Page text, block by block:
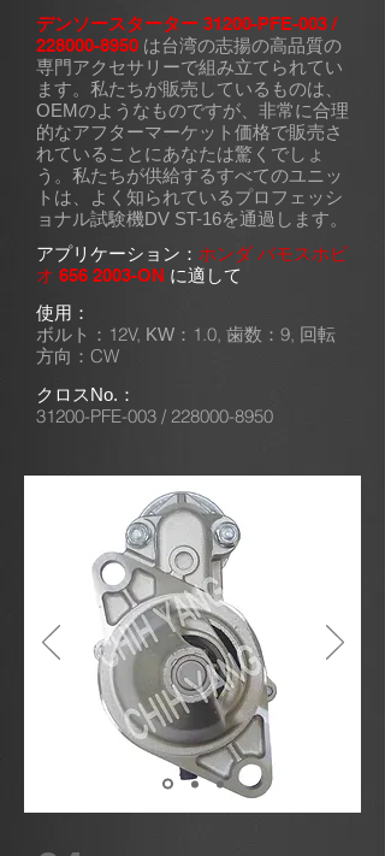
デンソースターター 31200-PFE-003 /
228000-8950 は台湾の志揚の高品質の
専門アクセサリーで組み立てられてい
ます。私たちが販売しているものは、
OEMのようなものですが、非常に合理
的なアフターマーケット価格で販売さ
れていることにあなたは驚くでしょ
う。私たちが供給するすべてのユニッ
トは、よく知られているプロフェッシ
ョナル試験機DV ST-16を通過します。
アプリケーション： ホンダ バモスホビ
オ 656 2003-ON に適して
使用：
ボルト：12V, KW： 1.0, 歯数： 9, 回転
方向： CW
クロスNo.：
31200-PFE-003 / 228000-8950